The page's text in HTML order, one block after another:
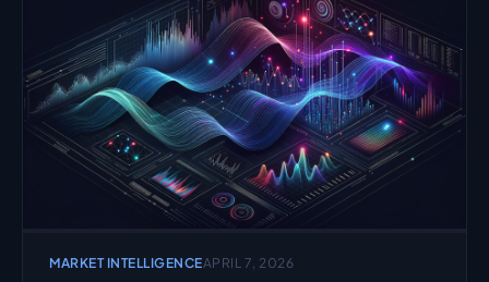
MARKET INTELLIGENCEAPRIL 7, 2026